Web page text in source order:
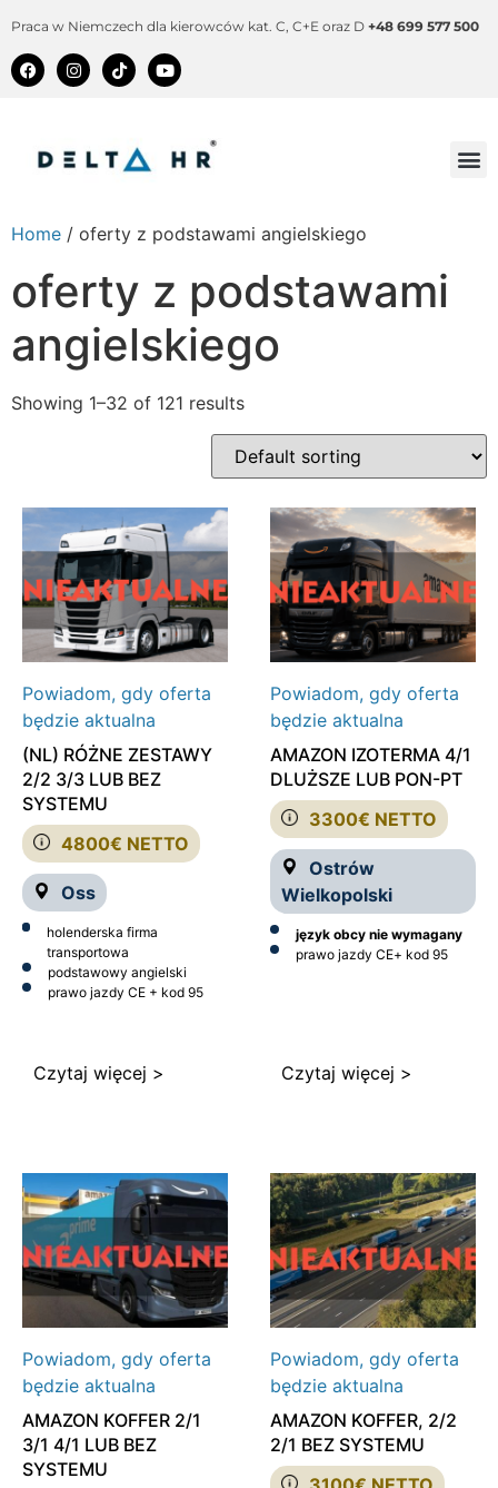
Praca w Niemczech dla kierowców kat. C, C+E oraz D +48 699 577 500
Home / oferty z podstawami angielskiego
oferty z podstawami
angielskiego
Showing 1–32 of 121 results
Powiadom, gdy oferta
będzie aktualna
4800€ NETTO
Oss
(NL) RÓŻNE ZESTAWY
2/2 3/3 LUB BEZ
SYSTEMU
holenderska firma
transportowa
podstawowy angielski
prawo jazdy CE + kod 95
Czytaj więcej >
Powiadom, gdy oferta
będzie aktualna
3300€ NETTO
Ostrów
Wielkopolski
AMAZON IZOTERMA 4/1
DLUŻSZE LUB PON-PT
język obcy nie wymagany
prawo jazdy CE+ kod 95
Czytaj więcej >
Powiadom, gdy oferta
będzie aktualna
AMAZON KOFFER 2/1
3/1 4/1 LUB BEZ
SYSTEMU
Powiadom, gdy oferta
będzie aktualna
AMAZON KOFFER, 2/2
2/1 BEZ SYSTEMU